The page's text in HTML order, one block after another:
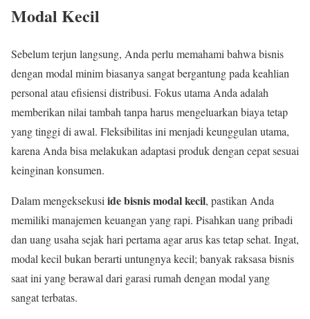
Modal Kecil
Sebelum terjun langsung, Anda perlu memahami bahwa bisnis
dengan modal minim biasanya sangat bergantung pada keahlian
personal atau efisiensi distribusi. Fokus utama Anda adalah
memberikan nilai tambah tanpa harus mengeluarkan biaya tetap
yang tinggi di awal. Fleksibilitas ini menjadi keunggulan utama,
karena Anda bisa melakukan adaptasi produk dengan cepat sesuai
keinginan konsumen.
Dalam mengeksekusiide bisnis modal kecil, pastikan Anda
memiliki manajemen keuangan yang rapi. Pisahkan uang pribadi
dan uang usaha sejak hari pertama agar arus kas tetap sehat. Ingat,
modal kecil bukan berarti untungnya kecil; banyak raksasa bisnis
saat ini yang berawal dari garasi rumah dengan modal yang
sangat terbatas.